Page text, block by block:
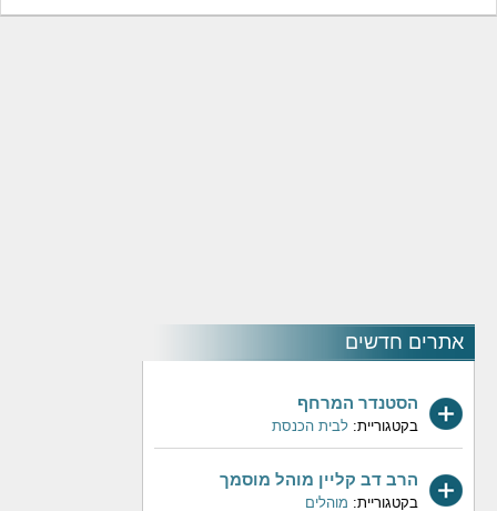
אתרים חדשים
הסטנדר המרחף
בקטגוריית: לבית הכנסת
הרב דב קליין מוהל מוסמך
בקטגוריית: מוהלים